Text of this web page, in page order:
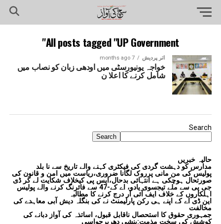
All posts tagged "UP Government"
اتر پردیش 7 months ago
خواجہ یونیورسٹی میں اودھی زبان کو نصاب میں
شامل کرنے کا اعلا ن
Search
Search
حالیہ خبریں
مدارس کو دہشت گردی کی فیکٹری کہنے والے تاریخ سے نا بلد
پولیس کی من مانی پرروک لگانا ضروری،ریاست میں امن و قانون کی
صورتحال ہوچکی ہے انتہائی بدحال،ایس پی کیخلاف شکایت لے کر ڈی
جی پی سے ملے تیجسوی یادو، اے کے-47 سے فائرنگ کرنے والے پولیس
اہلکاروں کے خلاف ایف آئی آر درج کرنے کا مطالبہ
این ڈی اے کے اپنے ہی رکن پارلیمنٹ نے کی بنگلہ دیش آبی معاہدے کی
مخالفت
جمہوری حقوق کا استحصال ناقابل قبول، اساتذہ کی آواز دبانے کی
کوشش کی سخت مذمت:بنشی دھربرجواسی